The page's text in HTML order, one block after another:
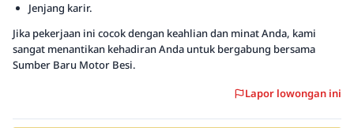
Jenjang karir.
Jika pekerjaan ini cocok dengan keahlian dan minat Anda, kami
sangat menantikan kehadiran Anda untuk bergabung bersama
Sumber Baru Motor Besi.
Lapor lowongan ini